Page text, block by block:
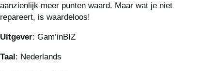
aanzienlijk meer punten waard. Maar wat je niet
repareert, is waardeloos!
Uitgever: Gam’inBIZ
Taal: Nederlands